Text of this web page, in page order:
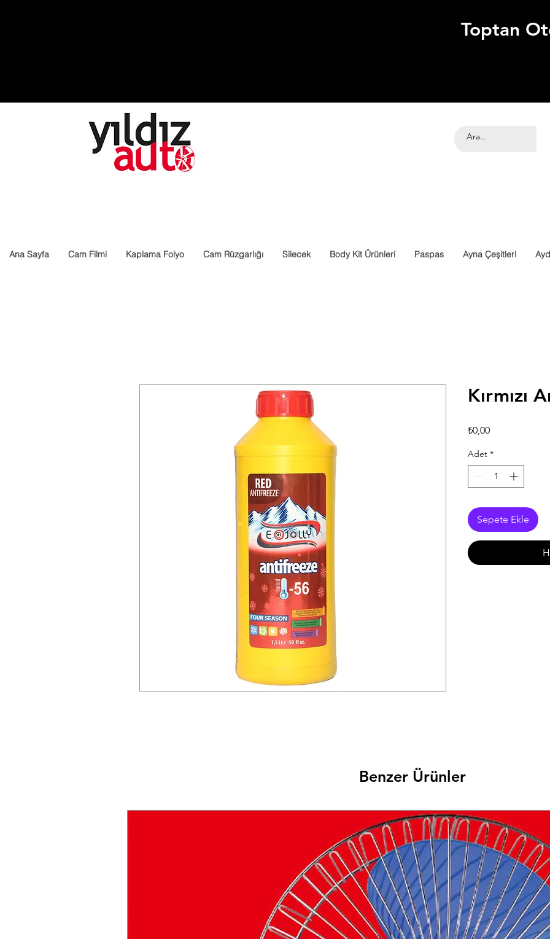
Toptan
Ana Sayfa Cam Filmi Kaplama Folyo Cam Rüzgarlığı Silecek Body Kit Ürünleri Paspas Ayna Çeşitleri
Kırmızı
₺0,00Fiyat
Adet *
Sepete Ekle
Benzer Ürünler